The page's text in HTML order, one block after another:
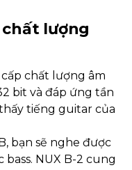
lượng
chất lượng âm
bit và đáp ứng tần
tiếng guitar của
bạn sẽ nghe được
NUX B-2 cung